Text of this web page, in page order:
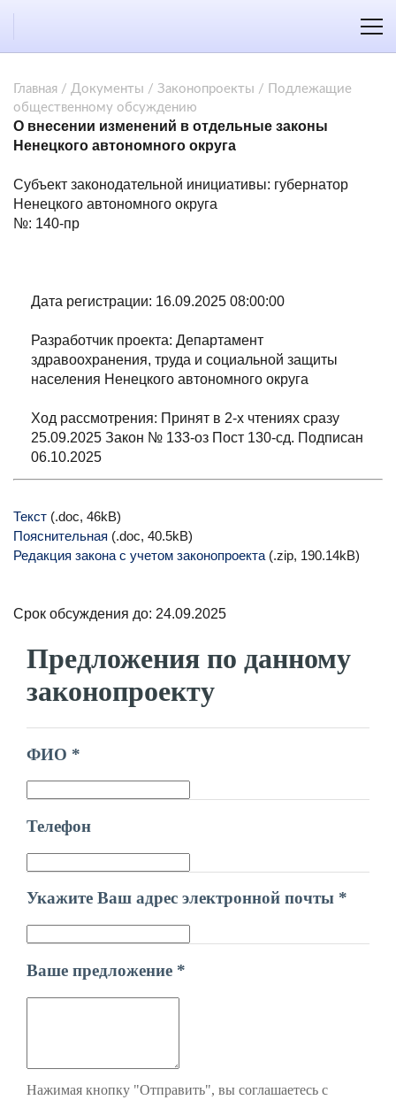
Главная / Документы / Законопроекты /
Подлежащие
общественному обсуждению
О внесении изменений в отдельные законы
Ненецкого автономного округа
Субъект законодательной инициативы: губернатор
Ненецкого автономного округа
№: 140-пр
Дата регистрации: 16.09.2025 08:00:00
Разработчик проекта: Департамент
здравоохранения, труда и социальной защиты
населения Ненецкого автономного округа
Ход рассмотрения: Принят в 2-х чтениях сразу
25.09.2025 Закон № 133-оз Пост 130-сд. Подписан
06.10.2025
Текст (.doc, 46kB)
Пояснительная (.doc, 40.5kB)
Редакция закона с учетом законопроекта (.zip, 190.14kB)
Срок обсуждения до: 24.09.2025